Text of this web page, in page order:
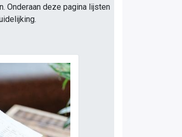
Onderaan deze pagina lijsten